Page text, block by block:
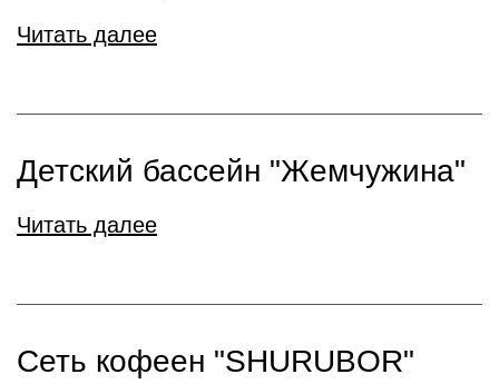
Читать далее
Детский бассейн "Жемчужина"
Читать далее
Сеть кофеен "SHURUBOR"